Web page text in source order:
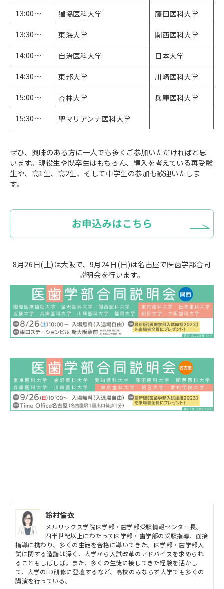
13:00～
獨協医科大学
藤田医科大学
13:30～
東海大学
関西医科大学
14:00～
自治医科大学
日本大学
14:30～
東邦大学
川崎医科大学
15:00～
杏林大学
兵庫医科大学
15:30～
聖マリアンナ医科大学
ぜひ、興味のある方に一人でも多くご参加いただければと思
います。現役生や既卒生はもちろん、編入を考えている再受験
生や、高1生、高2生、そして中学生の参加も歓迎いたしま
す。
8月26日(土)は大阪で、9月24日(日)は名古屋で医歯学部合同
説明会を行います。
鈴村倫衣
メルリックス学院医学部・歯学部受験情報センター長。
四半世紀以上にわたって医学部・歯学部の受験指導、面接
指導に携わり、多くの生徒を合格に導いてきた。医学部・歯学部入
試に関する造詣は深く、大学から入試改革のアドバイスを求められ
ることもしばしば。また、多くの生徒に接してきた経験を活かし
て、大学のFD研修に登壇するなど、高校のみならず大学でも多くの
講演を行っている。